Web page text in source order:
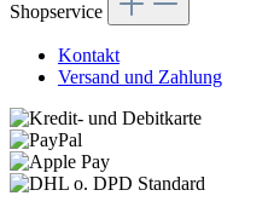
Shopservice
Kontakt
Versand und Zahlung